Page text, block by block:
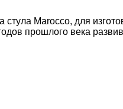
Marocco, для
прошлого века